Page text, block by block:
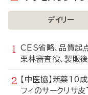
デイリー
CES省略、品質
栗林審査役、製販
【中医協】新薬
フィのサークリサ